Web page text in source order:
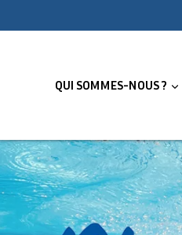
QUI SOMMES-NOUS ?